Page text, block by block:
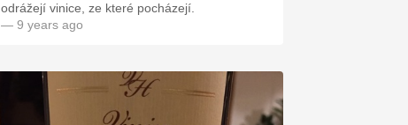
odrážejí vinice, ze které pocházejí.
— 9 years ago